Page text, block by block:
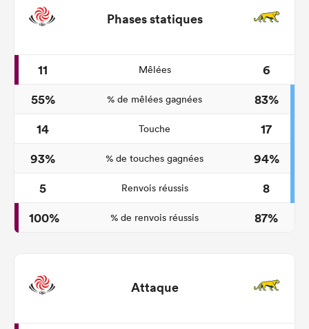
Phases statiques
11 Mêlées
6
55%
% de mêlées gagnées
83%
14
Touche
17
93%
% de touches gagnées
94%
5
Renvois réussis
8
100%
% de renvois réussis 87%
Attaque